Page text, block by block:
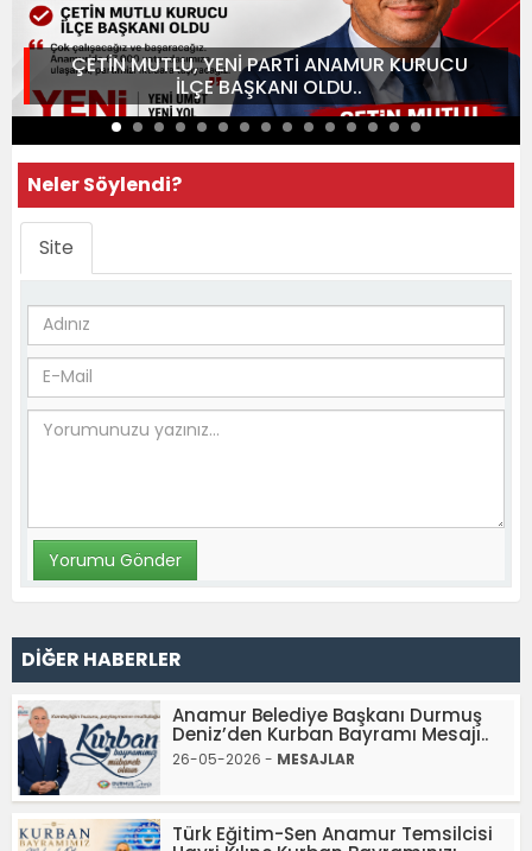
ÇETİN MUTLU, YENİ PARTİ ANAMUR KURUCU
İLÇE BAŞKANI OLDU..
Neler Söylendi?
Site
DİĞER HABERLER
Anamur Belediye Başkanı Durmuş
Deniz’den Kurban Bayramı Mesajı..
26-05-2026 - MESAJLAR
Türk Eğitim-Sen Anamur Temsilcisi